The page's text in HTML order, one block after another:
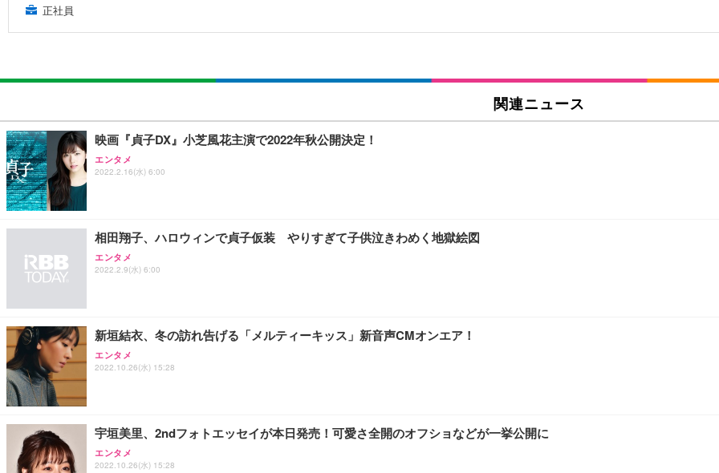
正社員
関連ニュース
映画『貞子DX』小芝風花主演で2022年秋公開決定！
エンタメ
2022.2.16(水) 6:00
相田翔子、ハロウィンで貞子仮装 やりすぎて子供泣きわめく地獄絵図
エンタメ
2022.2.9(水) 6:00
新垣結衣、冬の訪れ告げる「メルティーキッス」新音声CMオンエア！
エンタメ
2022.10.26(水) 15:28
宇垣美里、2ndフォトエッセイが本日発売！可愛さ全開のオフショなどが一挙公開に
エンタメ
2022.10.26(水) 15:28